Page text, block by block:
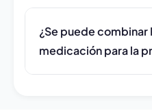
¿Se puede combinar
medicación para la